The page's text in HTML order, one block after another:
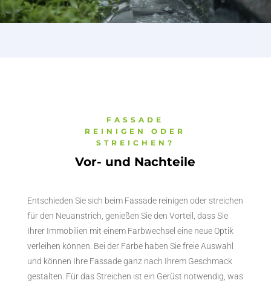
FASSADE
REINIGEN ODER
STREICHEN?
Vor- und Nachteile
Entschieden Sie sich beim Fassade reinigen oder streichen
für den Neuanstrich, genießen Sie den Vorteil, dass Sie
Ihrer Immobilien mit einem Farbwechsel eine neue Optik
verleihen können. Bei der Farbe haben Sie freie Auswahl
und können Ihre Fassade ganz nach Ihrem Geschmack
gestalten. Für das Streichen ist ein Gerüst notwendig, was